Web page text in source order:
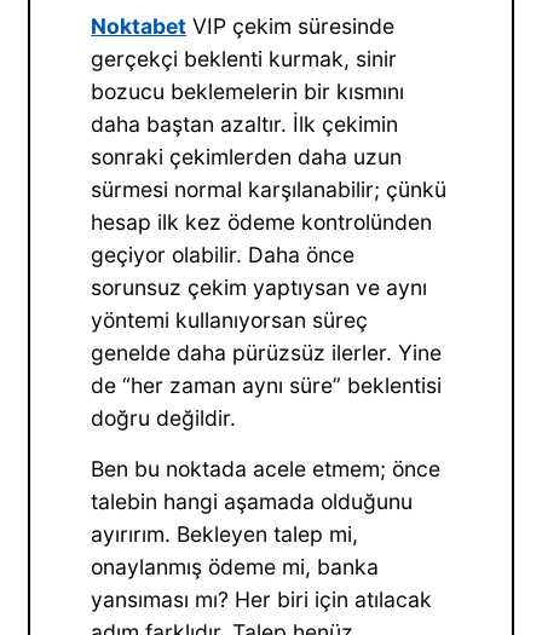
Noktabet VIP çekim süresinde
gerçekçi beklenti kurmak, sinir
bozucu beklemelerin bir kısmını
daha baştan azaltır. İlk çekimin
sonraki çekimlerden daha uzun
sürmesi normal karşılanabilir; çünkü
hesap ilk kez ödeme kontrolünden
geçiyor olabilir. Daha önce
sorunsuz çekim yaptıysan ve aynı
yöntemi kullanıyorsan süreç
genelde daha pürüzsüz ilerler. Yine
de “her zaman aynı süre” beklentisi
doğru değildir.
Ben bu noktada acele etmem; önce
talebin hangi aşamada olduğunu
ayırırım. Bekleyen talep mi,
onaylanmış ödeme mi, banka
yansıması mı? Her biri için atılacak